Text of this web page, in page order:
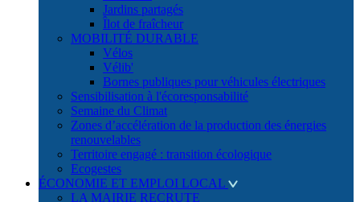
Jardins partagés
Îlot de fraîcheur
MOBILITÉ DURABLE
Vélos
Vélib'
Bornes publiques pour véhicules électriques
Sensibilisation à l'écoresponsabilité
Semaine du Climat
Zones d’accélération de la production des énergies
renouvelables
Territoire engagé : transition écologique
Ecogestes
ÉCONOMIE ET EMPLOI LOCAL
LA MAIRIE RECRUTE